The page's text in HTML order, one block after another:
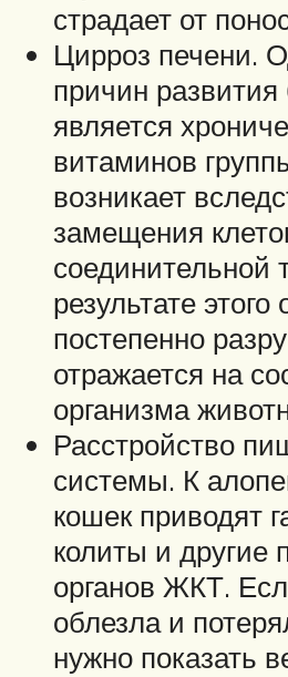
страдает от
Цирроз печени.
причин развития
является
витаминов
возникает
замещения
соединительной
результате этого
постепенно
отражается на
организма
Расстройство
системы. К
кошек приводят
колиты и другие
органов ЖКТ.
облезла и
нужно показать